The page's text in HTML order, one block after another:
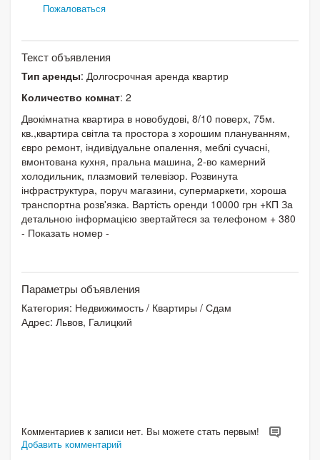
Пожаловаться
Текст объявления
Тип аренды: Долгосрочная аренда квартир
Количество комнат: 2
Двокімнатна квартира в новобудові, 8/10 поверх, 75м.
кв.,квартира світла та простора з хорошим плануванням,
євро ремонт, індивідуальне опалення, меблі сучасні,
вмонтована кухня, пральна машина, 2-во камерний
холодильник, плазмовий телевізор. Розвинута
інфраструктура, поруч магазини, супермаркети, хороша
транспортна розв'язка. Вартість оренди 10000 грн +КП За
детальною інформацією звертайтеся за телефоном + 380
- Показать номер -
Параметры объявления
Категория: Недвижимость / Квартиры / Сдам
Адрес: Львов, Галицкий
Комментариев к записи нет. Вы можете стать первым!
Добавить комментарий